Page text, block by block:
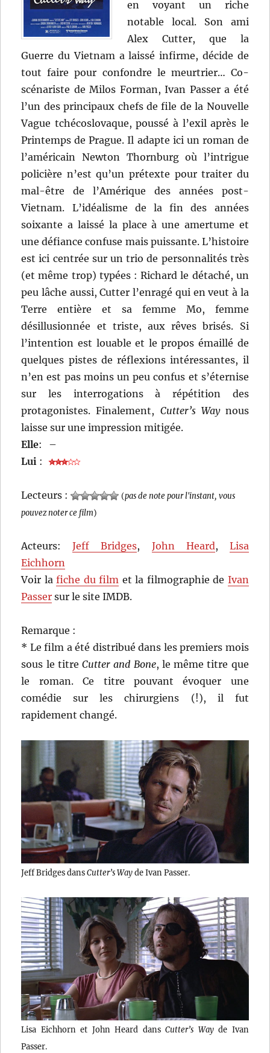
en voyant un riche
notable local. Son ami
Alex Cutter, que la
Guerre du Vietnam a laissé infirme, décide de
tout faire pour confondre le meurtrier… Co-
scénariste de Milos Forman, Ivan Passer a été
l’un des principaux chefs de file de la Nouvelle
Vague tchécoslovaque, poussé à l’exil après le
Printemps de Prague. Il adapte ici un roman de
l’américain Newton Thornburg où l’intrigue
policière n’est qu’un prétexte pour traiter du
mal-être de l’Amérique des années post-
Vietnam. L’idéalisme de la fin des années
soixante a laissé la place à une amertume et
une défiance confuse mais puissante. L’histoire
est ici centrée sur un trio de personnalités très
(et même trop) typées : Richard le détaché, un
peu lâche aussi, Cutter l’enragé qui en veut à la
Terre entière et sa femme Mo, femme
désillusionnée et triste, aux rêves brisés. Si
l’intention est louable et le propos émaillé de
quelques pistes de réflexions intéressantes, il
n’en est pas moins un peu confus et s’éternise
sur les interrogations à répétition des
protagonistes. Finalement, Cutter’s Waynous
laisse sur une impression mitigée.
Elle:
–
Lui :
Lecteurs : (pas de note pour l'instant, vous
pouvez noter ce film)
Acteurs:Jeff Bridges, John Heard, Lisa
Eichhorn
Voir lafiche du film et la filmographie de Ivan
Passer sur le site IMDB.
Remarque :
* Le film a été distribué dans les premiers mois
sous le titreCutter and Bone, le même titre que
le roman. Ce titre pouvant évoquer une
comédie sur les chirurgiens (!), il fut
rapidement changé.
Jeff Bridges dansCutter’s Wayde Ivan Passer.
Lisa Eichhorn et John Heard dansCutter’s Wayde Ivan
Passer.